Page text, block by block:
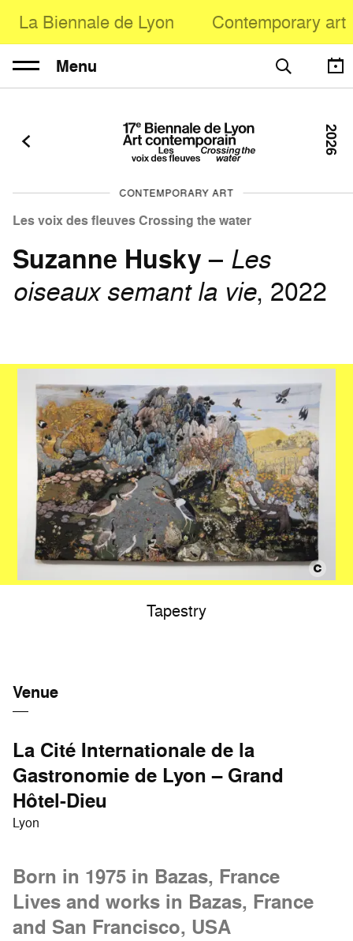
La Biennale de Lyon Contemporary art
Menu
CONTEMPORARY ART
Les voix des fleuves Crossing the water
Suzanne Husky – Les
oiseaux semant la vie, 2022
2026
Tapestry
Venue
La Cité Internationale de la
Gastronomie de Lyon – Grand
Hôtel-Dieu
Lyon
Born in 1975 in Bazas, France
Lives and works in Bazas, France
and San Francisco, USA